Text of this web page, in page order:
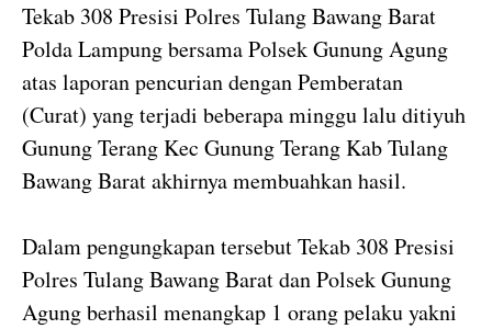
Tekab 308 Presisi Polres Tulang Bawang Barat
Polda Lampung bersama Polsek Gunung Agung
atas laporan pencurian dengan Pemberatan
(Curat) yang terjadi beberapa minggu lalu ditiyuh
Gunung Terang Kec Gunung Terang Kab Tulang
Bawang Barat akhirnya membuahkan hasil.
Dalam pengungkapan tersebut Tekab 308 Presisi
Polres Tulang Bawang Barat dan Polsek Gunung
Agung berhasil menangkap 1 orang pelaku yakni